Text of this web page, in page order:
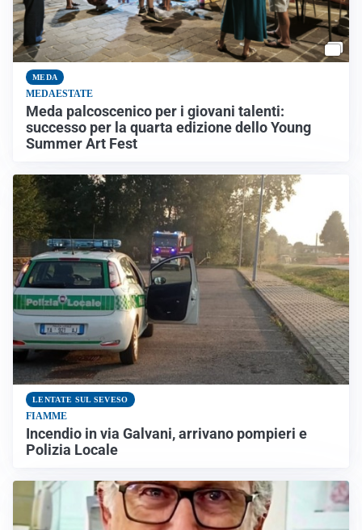
MEDA
MEDAESTATE
Meda palcoscenico per i giovani talenti:
successo per la quarta edizione dello Young
Summer Art Fest
LENTATE SUL SEVESO
FIAMME
Incendio in via Galvani, arrivano pompieri e
Polizia Locale